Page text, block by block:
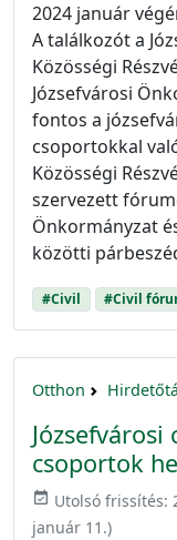
2024 január
A találkozót a
Közösségi
Józsefvárosi
fontos a
csoportokkal
Közösségi
szervezett
Önkormányzat
közötti
#Civil #Civil
Otthon
Józsefvárosi
csoportok
event_available Utolsó frissítés:
január 11.)